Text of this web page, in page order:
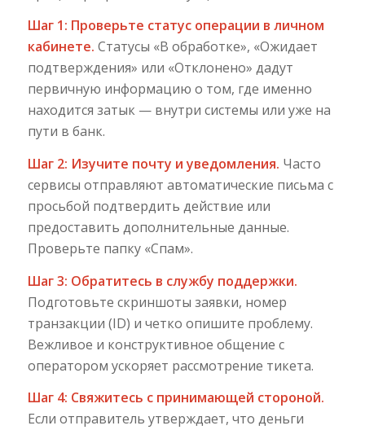
Шаг 1: Проверьте статус операции в личном
кабинете. Статусы «В обработке», «Ожидает
подтверждения» или «Отклонено» дадут
первичную информацию о том, где именно
находится затык — внутри системы или уже на
пути в банк.
Шаг 2: Изучите почту и уведомления. Часто
сервисы отправляют автоматические письма с
просьбой подтвердить действие или
предоставить дополнительные данные.
Проверьте папку «Спам».
Шаг 3: Обратитесь в службу поддержки.
Подготовьте скриншоты заявки, номер
транзакции (ID) и четко опишите проблему.
Вежливое и конструктивное общение с
оператором ускоряет рассмотрение тикета.
Шаг 4: Свяжитесь с принимающей стороной.
Если отправитель утверждает, что деньги